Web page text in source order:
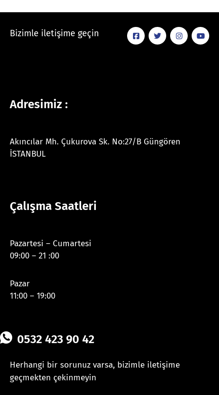
Bizimle iletişime geçin
Adresimiz :
Akıncılar Mh. Çukurova Sk. No:27/B Güngören
İSTANBUL
Çalışma Saatleri
Pazartesi – Cumartesi
09:00 – 21 :00
Pazar
11:00 – 19:00
0532 423 90 42
Herhangi bir sorunuz varsa, bizimle iletişime
geçmekten çekinmeyin